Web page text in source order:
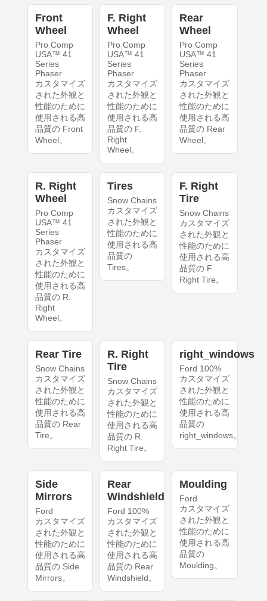
Front
Wheel
Pro Comp
USA™ 41
Series
Phaser
カスタマイズ
された外観と
性能のために
使用される高
品質の Front
Wheel。
F. Right
Wheel
Pro Comp
USA™ 41
Series
Phaser
カスタマイズ
された外観と
性能のために
使用される高
品質の F.
Right
Wheel。
Rear
Wheel
Pro Comp
USA™ 41
Series
Phaser
カスタマイズ
された外観と
性能のために
使用される高
品質の Rear
Wheel。
R. Right
Wheel
Pro Comp
USA™ 41
Series
Phaser
カスタマイズ
された外観と
性能のために
使用される高
品質の R.
Right
Wheel。
Tires
Snow Chains
カスタマイズ
された外観と
性能のために
使用される高
品質の
Tires。
F. Right
Tire
Snow Chains
カスタマイズ
された外観と
性能のために
使用される高
品質の F.
Right Tire。
Rear Tire
Snow Chains
カスタマイズ
された外観と
性能のために
使用される高
品質の Rear
Tire。
R. Right
Tire
Snow Chains
カスタマイズ
された外観と
性能のために
使用される高
品質の R.
Right Tire。
right_windows
Ford 100%
カスタマイズ
された外観と
性能のために
使用される高
品質の
right_windows。
Side
Mirrors
Ford
カスタマイズ
された外観と
性能のために
使用される高
品質の Side
Mirrors。
Rear
Windshield
Ford 100%
カスタマイズ
された外観と
性能のために
使用される高
品質の Rear
Windshield。
Moulding
Ford
カスタマイズ
された外観と
性能のために
使用される高
品質の
Moulding。